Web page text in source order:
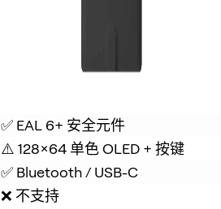
✅ EAL 6+ 安全元件
⚠️ 128×64 单色 OLED + 按键
✅ Bluetooth / USB-C
❌ 不支持